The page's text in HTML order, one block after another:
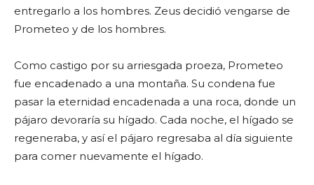
entregarlo a los hombres. Zeus decidió vengarse de
Prometeo y de los hombres.
Como castigo por su arriesgada proeza, Prometeo
fue encadenado a una montaña. Su condena fue
pasar la eternidad encadenada a una roca, donde un
pájaro devoraría su hígado. Cada noche, el hígado se
regeneraba, y así el pájaro regresaba al día siguiente
para comer nuevamente el hígado.